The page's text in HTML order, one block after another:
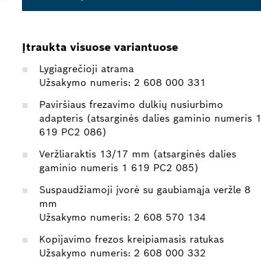
Įtraukta visuose variantuose
Lygiagrečioji atrama
Užsakymo numeris: 2 608 000 331
Paviršiaus frezavimo dulkių nusiurbimo
adapteris (atsarginės dalies gaminio numeris 1
619 PC2 086)
Veržliaraktis 13/17 mm (atsarginės dalies
gaminio numeris 1 619 PC2 085)
Suspaudžiamoji įvorė su gaubiamąja veržle 8
mm
Užsakymo numeris: 2 608 570 134
Kopijavimo frezos kreipiamasis ratukas
Užsakymo numeris: 2 608 000 332